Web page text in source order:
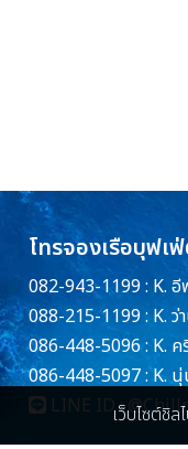
โทรจองเรือบุฟเ
082-943-1199 : K.
088-215-1199 : K. ว่
086-448-5096 : K. ค
086-448-5097 : K.
LINE ID :เว็บไซต์ชิล